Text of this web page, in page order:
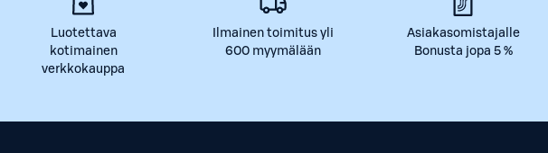
Luotettava
kotimainen
verkkokauppa
Ilmainen toimitus yli
600 myymälään
Asiakasomistajalle
Bonusta jopa 5 %